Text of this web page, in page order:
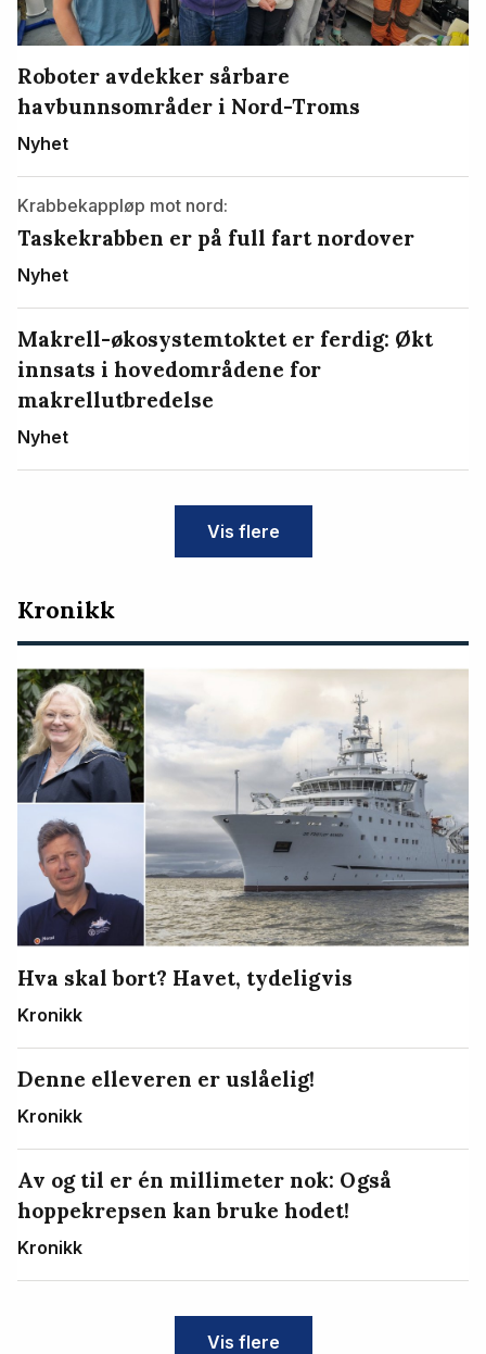
Roboter avdekker sårbare
havbunnsområder i Nord-Troms
Nyhet
Krabbekappløp mot nord:
Taskekrabben er på full fart nordover
Nyhet
Makrell-økosystemtoktet er ferdig: Økt
innsats i hovedområdene for
makrellutbredelse
Nyhet
Vis flere
Kronikk
Hva skal bort? Havet, tydeligvis
Kronikk
Denne elleveren er uslåelig!
Kronikk
Av og til er én millimeter nok: Også
hoppekrepsen kan bruke hodet!
Kronikk
Vis flere